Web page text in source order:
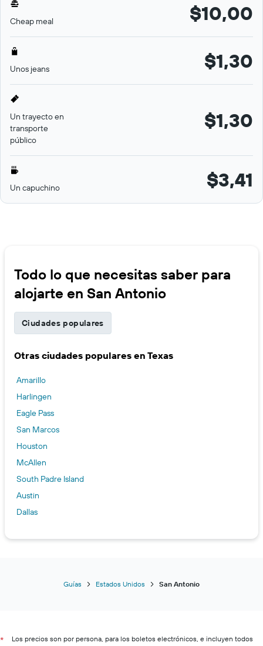
Cheap meal $10,00
Unos jeans $1,30
Un trayecto en
transporte
público
$1,30
Un capuchino $3,41
Todo lo que necesitas saber para
alojarte en San Antonio
Ciudades populares
Otras ciudades populares en Texas
Amarillo
Harlingen
Eagle Pass
San Marcos
Houston
McAllen
South Padre Island
Austin
Dallas
Guías Estados Unidos San Antonio
*
Los precios son por persona, para los boletos electrónicos, e incluyen todos